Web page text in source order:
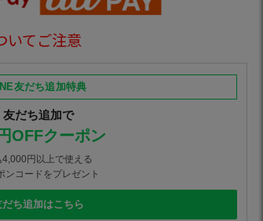
いてご注意
友だち追加特典
友だち追加で
OFFクーポン
4,000円以上で使える
ンコードをプレゼント
だち追加はこちら